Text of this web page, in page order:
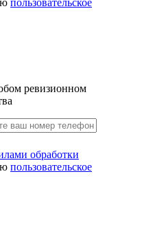
пользовательское
ревизионном
обработки
пользовательское